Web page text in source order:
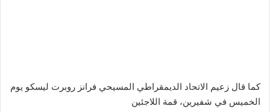
كما قال زعيم الاتحاد الديمقراطي المسيحي فرانز روبرت ليسكو يوم
الخميس في شفيرين، قمة اللاجئين